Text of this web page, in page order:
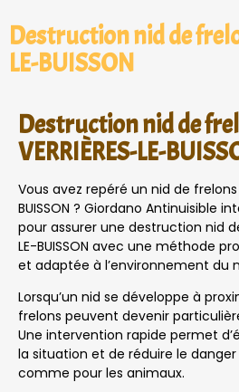
Destruction nid de
LE-BUISSON
Destruction nid de
VERRIÈRES-LE-
Vous avez repéré un nid de frelons à
BUISSON ? Giordano Antinuisible
pour assurer une destruction nid de
LE-BUISSON avec une méthode
et adaptée à l’environnement du
Lorsqu’un nid se développe à
frelons peuvent devenir
Une intervention rapide permet
la situation et de réduire le
comme pour les animaux.